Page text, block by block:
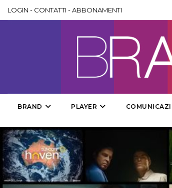
LOGIN - CONTATTI -ABBONAMENTI
BRAND PLAYER